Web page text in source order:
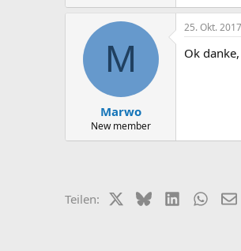
M
Marwo
New member
25. Okt. 2017
Ok
Teilen: X (Twitter)
BlueskyLinkedIn